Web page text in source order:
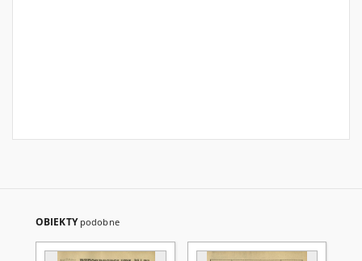
OBIEKTY podobne